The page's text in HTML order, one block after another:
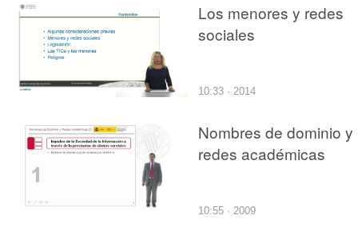
Los menores y redes
sociales
10:33 · 2014
Nombres de dominio y
redes académicas
10:55 · 2009